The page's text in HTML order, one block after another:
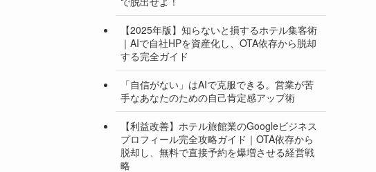
【2025年版】知らないと損するホテル集客術
｜AIで自社HPを資産化し、OTA依存から脱却
する完全ガイド
「自信がない」はAIで克服できる。営業が苦
手なあなたのための自己肯定感アップ術
【利益改善】ホテル旅館業のGoogleビジネス
プロフィール完全攻略ガイド｜OTA依存から
脱却し、無料で直接予約を爆増させる経営戦
略